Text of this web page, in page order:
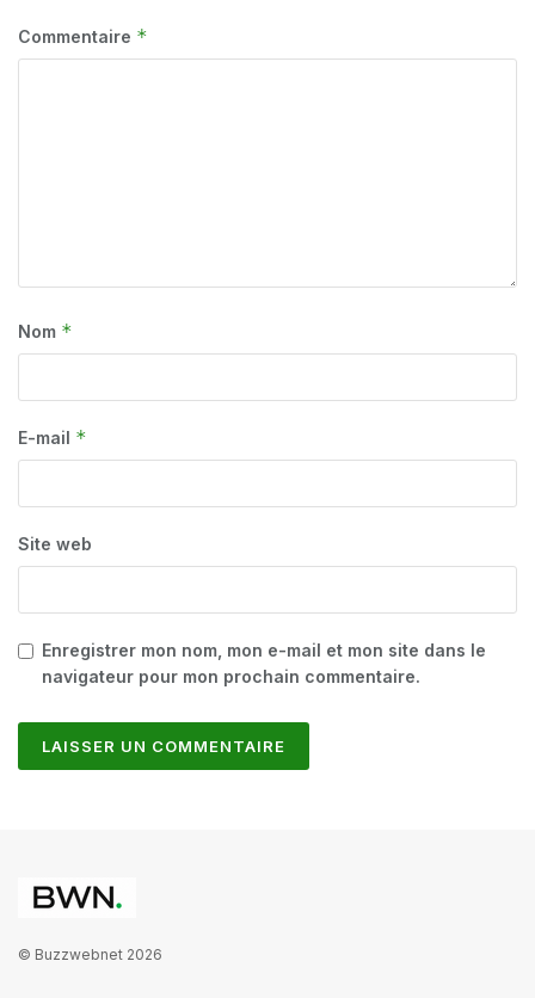
Commentaire *
Nom *
E-mail *
Site web
Enregistrer mon nom, mon e-mail et mon site dans le
navigateur pour mon prochain commentaire.
© Buzzwebnet 2026